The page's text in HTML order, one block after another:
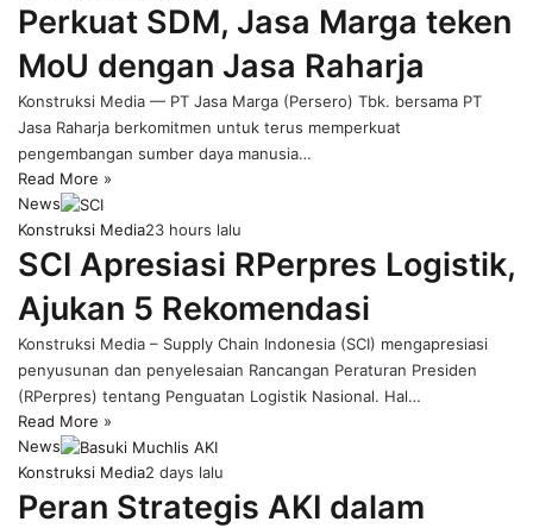
Perkuat SDM, Jasa Marga teken
MoU dengan Jasa Raharja
Konstruksi Media — PT Jasa Marga (Persero) Tbk. bersama PT
Jasa Raharja berkomitmen untuk terus memperkuat
pengembangan sumber daya manusia…
Read More »
News
Konstruksi Media23 hours lalu
SCI Apresiasi RPerpres Logistik,
Ajukan 5 Rekomendasi
Konstruksi Media – Supply Chain Indonesia (SCI) mengapresiasi
penyusunan dan penyelesaian Rancangan Peraturan Presiden
(RPerpres) tentang Penguatan Logistik Nasional. Hal…
Read More »
News
Konstruksi Media2 days lalu
Peran Strategis AKI dalam